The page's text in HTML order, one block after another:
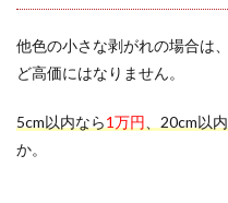
他色の小さな剥がれの場合は
ど高価にはなりません。
5cm以内なら1万円 、20cm以
か。